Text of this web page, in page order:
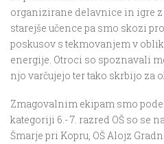
organizirane delavnice in igre
starejše učence pa smo skozi
poskusov s tekmovanjem v
energije. Otroci so spoznavali
njo varčujejo ter tako skrbijo za
Zmagovalnim ekipam smo
kategoriji 6.- 7. razred OŠ so se
Šmarje pri Kopru, OŠ Alojz